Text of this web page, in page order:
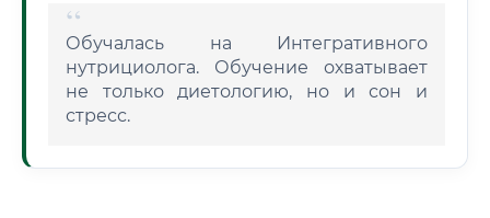
Обучалась на Интегративного
нутрициолога. Обучение охватывает
не только диетологию, но и сон и
стресс.